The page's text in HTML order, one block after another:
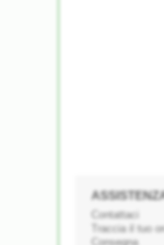
Contattaci
Traccia il tuo
Consegna